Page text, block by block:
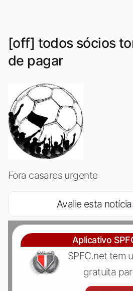
[off] todos sócios
de pagar
Fora casares urgente
Avalie esta
Aplicativo
SPFC.net tem
gratuita